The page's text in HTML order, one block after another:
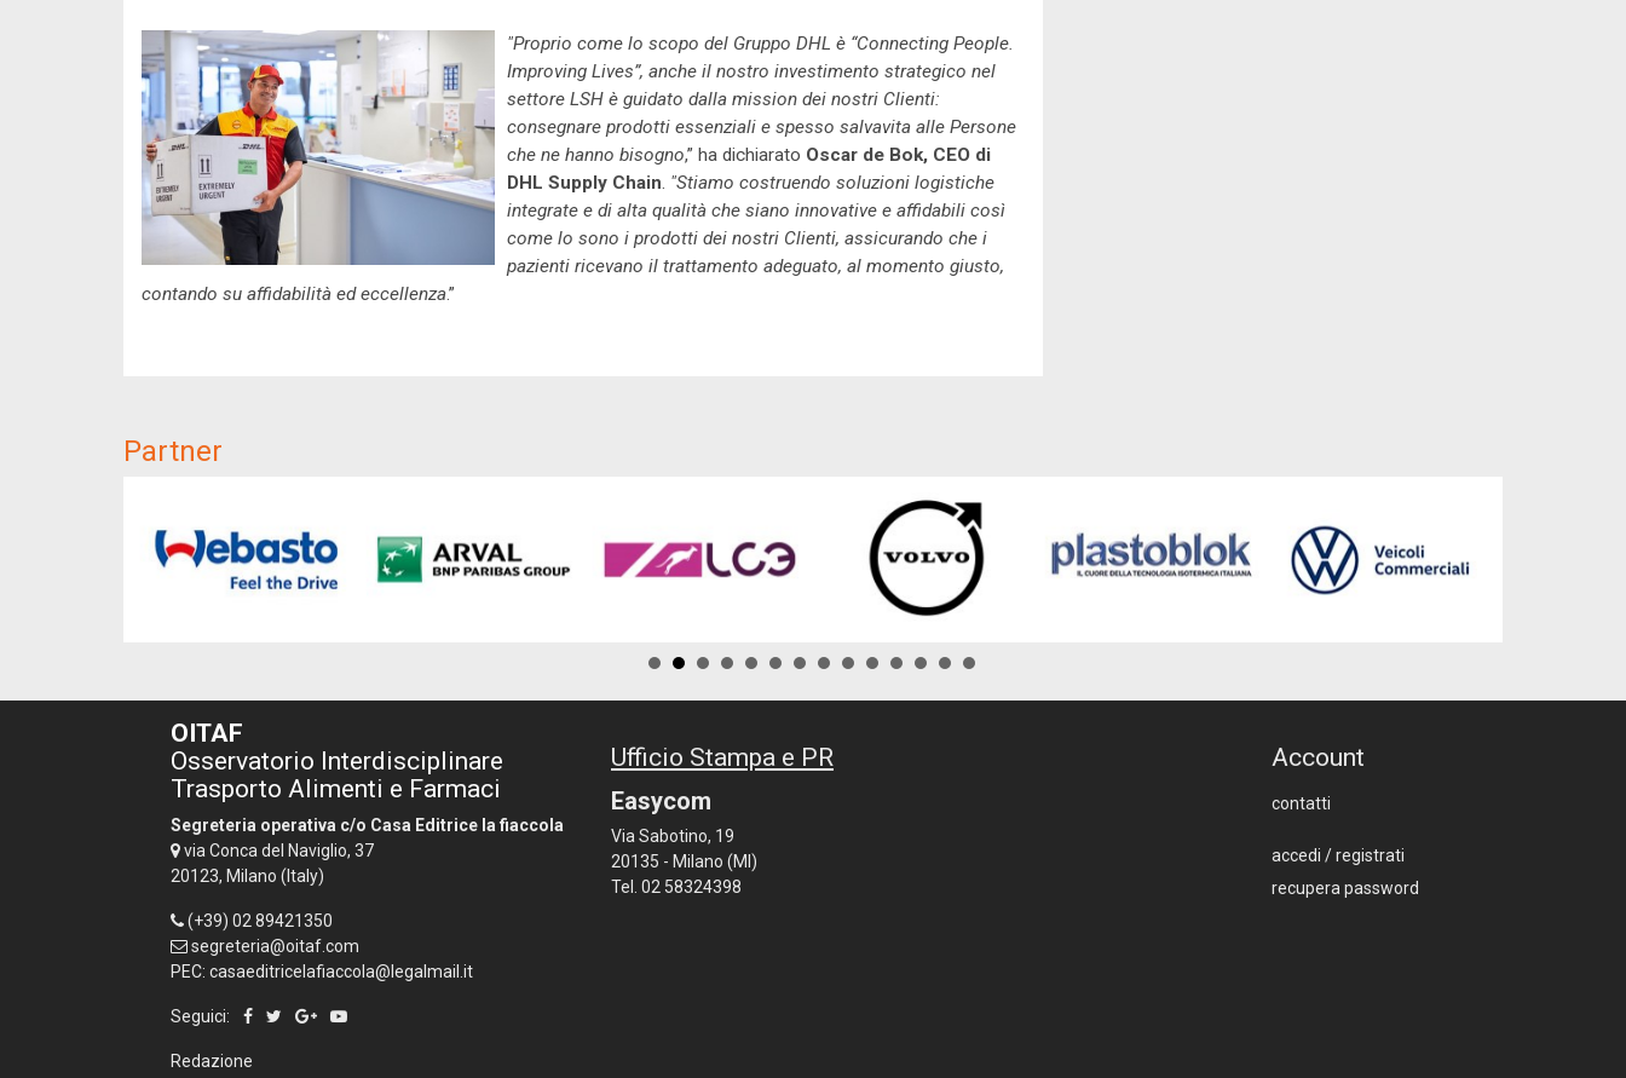
"Proprio come lo scopo del Gruppo DHL è “Connecting People.
Improving Lives”, anche il nostro investimento strategico nel
settore LSH è guidato dalla mission dei nostri Clienti:
consegnare prodotti essenziali e spesso salvavita alle Persone
che ne hanno bisogno,” ha dichiarato Oscar de Bok, CEO di
DHL Supply Chain. "Stiamo costruendo soluzioni logistiche
integrate e di alta qualità che siano innovative e affidabili così
come lo sono i prodotti dei nostri Clienti, assicurando che i
pazienti ricevano il trattamento adeguato, al momento giusto,
contando su affidabilità ed eccellenza.”
Partner
OITAF
Osservatorio Interdisciplinare
Trasporto Alimenti e Farmaci
Segreteria operativa c/o Casa Editrice la fiaccola
via Conca del Naviglio, 37
20123, Milano (Italy)
(+39) 02 89421350
segreteria@oitaf.com
PEC: casaeditricelafiaccola@legalmail.it
Seguici:
Redazione
Ufficio Stampa e PR
Easycom
Via Sabotino, 19
20135 - Milano (MI)
Tel. 02 58324398
Account
contatti
accedi /registrati
recupera password